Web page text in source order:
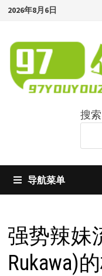
Skip
content
2026年8月6日
搜索
导航菜单
强势辣妹
Rukawa)